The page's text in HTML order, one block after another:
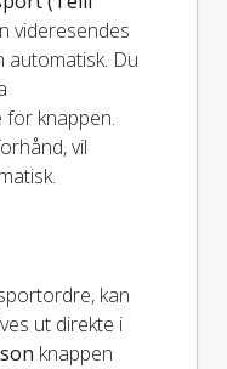
videresendes
automatisk. Du
for knappen.
vil
kan
ut direkte i
knappen